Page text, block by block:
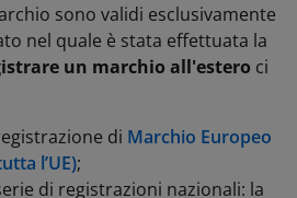
sono validi esclusivamente
nel quale è stata effettuata la
un marchio all'estero ci
di Marchio Europeo
l’UE);
di registrazioni nazionali: la